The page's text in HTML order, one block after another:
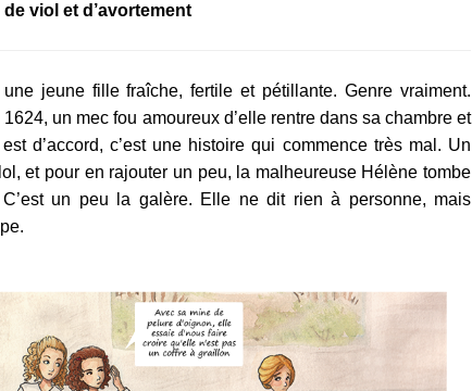
viol et d’avortement
jeune fille fraîche, fertile et pétillante. Genre vraiment.
1624, un mec fou amoureux d’elle rentre dans sa chambre et
d’accord, c’est une histoire qui commence très mal. Un
et pour en rajouter un peu, la malheureuse Hélène tombe
un peu la galère. Elle ne dit rien à personne, mais